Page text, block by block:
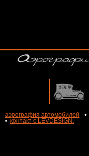
аэрография автомобилей •
• контакт с LEVDESIGN.